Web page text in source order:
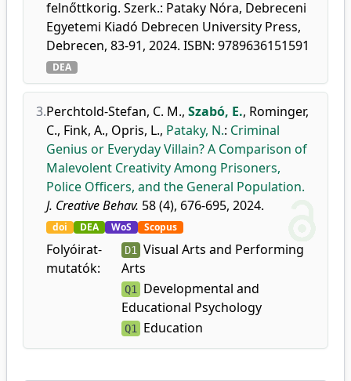
felnőttkorig. Szerk.: Pataky Nóra, Debreceni
Egyetemi Kiadó Debrecen University Press,
Debrecen, 83-91, 2024. ISBN: 9789636151591
DEA
3.Perchtold-Stefan, C. M., Szabó, E., Rominger,
C., Fink, A., Opris, L., Pataky, N.: Criminal
Genius or Everyday Villain? A Comparison of
Malevolent Creativity Among Prisoners,
Police Officers, and the General Population.
J. Creative Behav. 58 (4), 676-695, 2024.
doi DEA WoS Scopus
Folyóirat-
mutatók:
D1
Visual Arts and Performing
Arts
Q1
Developmental and
Educational Psychology
Q1 Education